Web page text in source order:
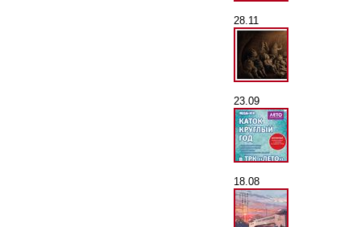
28.11
23.09
18.08